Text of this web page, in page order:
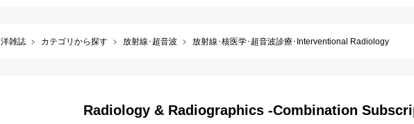
洋雑誌 カテゴリから探す 放射線･超音波 放射線･核医学･超音波診療･Interventional Radiology
Radiology & Radiographics -Combination